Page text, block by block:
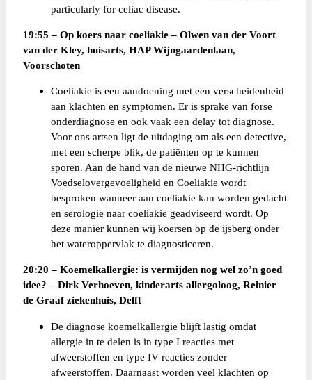
particularly for celiac disease.
19:55 – Op koers naar coeliakie – Olwen van der Voort
van der Kley, huisarts, HAP Wijngaardenlaan,
Voorschoten
Coeliakie is een aandoening met een verscheidenheid
aan klachten en symptomen. Er is sprake van forse
onderdiagnose en ook vaak een delay tot diagnose.
Voor ons artsen ligt de uitdaging om als een detective,
met een scherpe blik, de patiënten op te kunnen
sporen. Aan de hand van de nieuwe NHG-richtlijn
Voedselovergevoeligheid en Coeliakie wordt
besproken wanneer aan coeliakie kan worden gedacht
en serologie naar coeliakie geadviseerd wordt. Op
deze manier kunnen wij koersen op de ijsberg onder
het wateroppervlak te diagnosticeren.
20:20 – Koemelkallergie: is vermijden nog wel zo’n goed
idee? – Dirk Verhoeven, kinderarts allergoloog, Reinier
de Graaf ziekenhuis, Delft
De diagnose koemelkallergie blijft lastig omdat
allergie in te delen is in type I reacties met
afweerstoffen en type IV reacties zonder
afweerstoffen. Daarnaast worden veel klachten op